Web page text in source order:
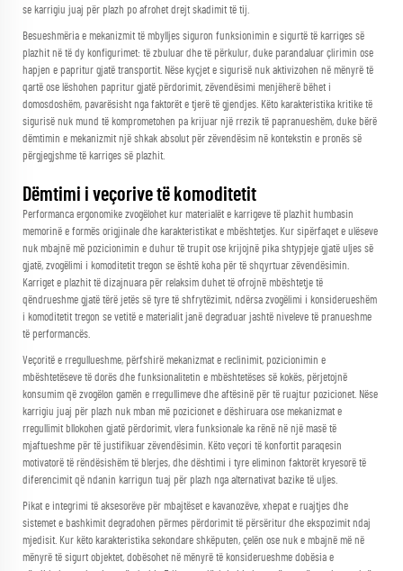
se karrigiu juaj për plazh po afrohet drejt skadimit të tij.
Besueshmëria e mekanizmit të mbylljes siguron funksionimin e sigurtë të karriges së
plazhit në të dy konfigurimet: të zbuluar dhe të përkulur, duke parandaluar çlirimin ose
hapjen e papritur gjatë transportit. Nëse kyçjet e sigurisë nuk aktivizohen në mënyrë të
qartë ose lëshohen papritur gjatë përdorimit, zëvendësimi menjëherë bëhet i
domosdoshëm, pavarësisht nga faktorët e tjerë të gjendjes. Këto karakteristika kritike të
sigurisë nuk mund të komprometohen pa krijuar një rrezik të papranueshëm, duke bërë
dëmtimin e mekanizmit një shkak absolut për zëvendësim në kontekstin e pronës së
përgjegjshme të karriges së plazhit.
Dëmtimi i veçorive të komoditetit
Performanca ergonomike zvogëlohet kur materialët e karrigeve të plazhit humbasin
memorinë e formës origjinale dhe karakteristikat e mbështetjes. Kur sipërfaqet e ulëseve
nuk mbajnë më pozicionimin e duhur të trupit ose krijojnë pika shtypjeje gjatë uljes së
gjatë, zvogëlimi i komoditetit tregon se është koha për të shqyrtuar zëvendësimin.
Karriget e plazhit të dizajnuara për relaksim duhet të ofrojnë mbështetje të
qëndrueshme gjatë tërë jetës së tyre të shfrytëzimit, ndërsa zvogëlimi i konsiderueshëm
i komoditetit tregon se vetitë e materialit janë degraduar jashtë niveleve të pranueshme
të performancës.
Veçoritë e rregullueshme, përfshirë mekanizmat e reclinimit, pozicionimin e
mbështetëseve të dorës dhe funksionalitetin e mbështetëses së kokës, përjetojnë
konsumim që zvogëlon gamën e rregullimeve dhe aftësinë për të ruajtur pozicionet. Nëse
karrigiu juaj për plazh nuk mban më pozicionet e dëshiruara ose mekanizmat e
rregullimit bllokohen gjatë përdorimit, vlera funksionale ka rënë në një masë të
mjaftueshme për të justifikuar zëvendësimin. Këto veçori të konfortit paraqesin
motivatorë të rëndësishëm të blerjes, dhe dështimi i tyre eliminon faktorët kryesorë të
diferencimit që ndanin karrigun tuaj për plazh nga alternativat bazike të uljes.
Pikat e integrimi të aksesorëve për mbajtëset e kavanozëve, xhepat e ruajtjes dhe
sistemet e bashkimit degradohen përmes përdorimit të përsëritur dhe ekspozimit ndaj
mjedisit. Kur këto karakteristika sekondare shkëputen, çelën ose nuk e mbajnë më në
mënyrë të sigurt objektet, dobësohet në mënyrë të konsiderueshme dobësia e